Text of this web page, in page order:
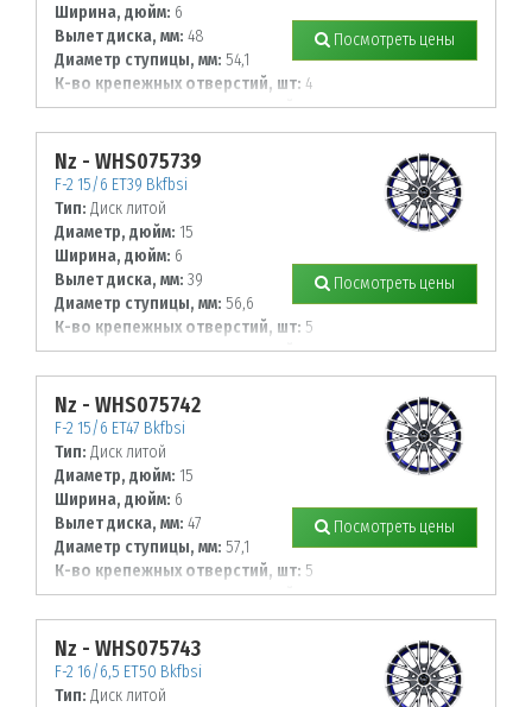
Ширина, дюйм: 6
Вылет диска, мм: 48
Диаметр ступицы, мм: 54,1
К-во крепежных отверстий, шт: 4
Диаметр располож. отверстий, мм:
100
Посмотреть цены
Nz - WHS075739
F-2 15/6 ET39 Bkfbsi
Тип: Диск литой
Диаметр, дюйм: 15
Ширина, дюйм: 6
Вылет диска, мм: 39
Диаметр ступицы, мм: 56,6
К-во крепежных отверстий, шт: 5
Диаметр располож. отверстий, мм:
105
Посмотреть цены
Nz - WHS075742
F-2 15/6 ET47 Bkfbsi
Тип: Диск литой
Диаметр, дюйм: 15
Ширина, дюйм: 6
Вылет диска, мм: 47
Диаметр ступицы, мм: 57,1
К-во крепежных отверстий, шт: 5
Диаметр располож. отверстий, мм:
112
Посмотреть цены
Nz - WHS075743
F-2 16/6,5 ET50 Bkfbsi
Тип: Диск литой